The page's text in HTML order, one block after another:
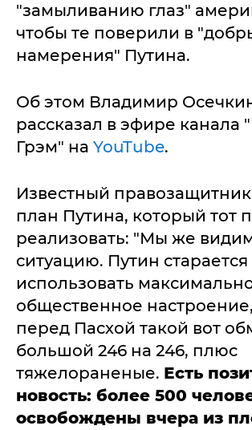
"замыливанию глаз"
чтобы те поверили в
намерения" Путина.
Об этом Владимир
рассказал в эфире канала
Грэм" на YouTube.
Известный
план Путина, который тот
реализовать: "Мы же
ситуацию. Путин старается
использовать
общественное
перед Пасхой такой вот
большой 246 на 246, плюс
тяжелораненые. Есть
новость: более 500
освобождены вчера из